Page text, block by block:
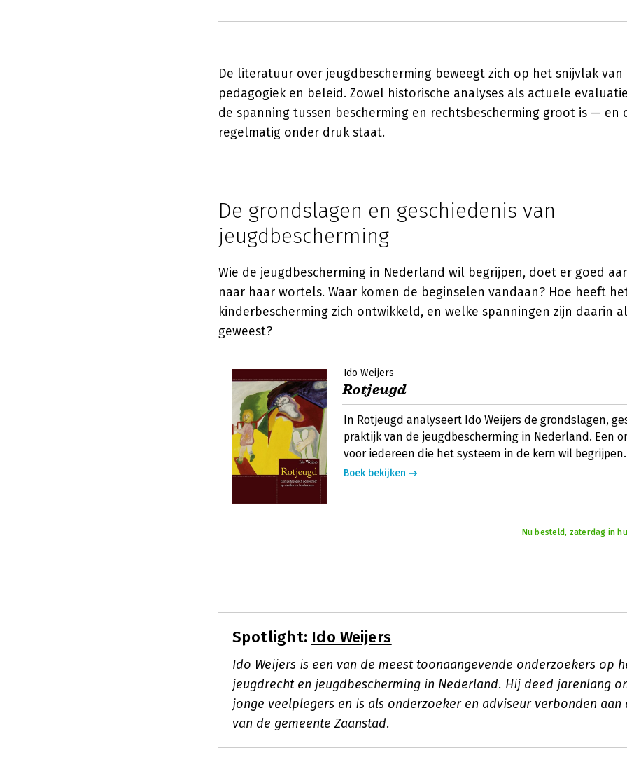
De literatuur over jeugdbescherming beweegt zich op het snijvlak van
pedagogiek en beleid. Zowel historische analyses als actuele
de spanning tussen bescherming en rechtsbescherming groot is — en
regelmatig onder druk staat.
De grondslagen en geschiedenis van
jeugdbescherming
Wie de jeugdbescherming in Nederland wil begrijpen, doet er goed
naar haar wortels. Waar komen de beginselen vandaan? Hoe heeft
kinderbescherming zich ontwikkeld, en welke spanningen zijn daarin
geweest?
Ido Weijers
Rotjeugd
In Rotjeugd analyseert Ido Weijers de grondslagen,
praktijk van de jeugdbescherming in Nederland. Een
voor iedereen die het systeem in de kern wil begrijpen.
Boek bekijken
Nu besteld, zaterdag in
Spotlight: Ido Weijers
Ido Weijers is een van de meest toonaangevende onderzoekers op
jeugdrecht en jeugdbescherming in Nederland. Hij deed jarenlang
jonge veelplegers en is als onderzoeker en adviseur verbonden aan
van de gemeente Zaanstad.